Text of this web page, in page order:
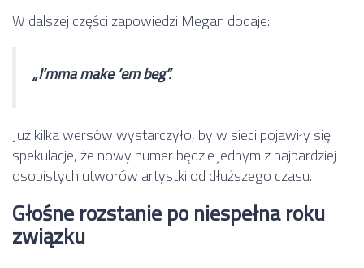
W dalszej części zapowiedzi Megan dodaje:
„I’mma make ’em beg”.
Już kilka wersów wystarczyło, by w sieci pojawiły się
spekulacje, że nowy numer będzie jednym z najbardziej
osobistych utworów artystki od dłuższego czasu.
Głośne rozstanie po niespełna roku
związku